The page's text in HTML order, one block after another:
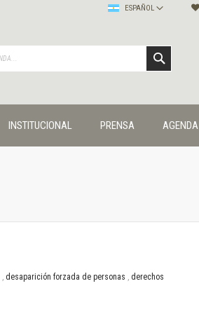
ESPAÑOL
INSTITUCIONAL PRENSA AGENDA
, desaparición forzada de personas , derechos